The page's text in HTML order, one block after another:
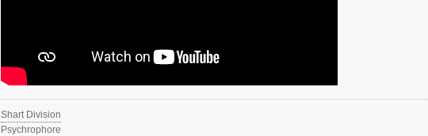
Shart Division
Psychrophore